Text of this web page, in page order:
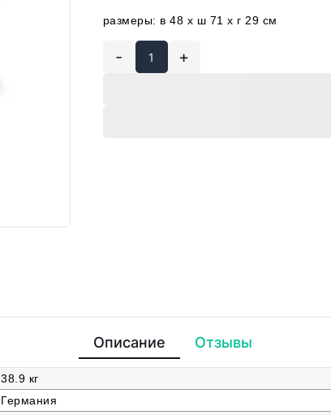
размеры: в 48 x ш 71 x г 29 см
- +
Описание Отзывы
38.9 кг
Германия